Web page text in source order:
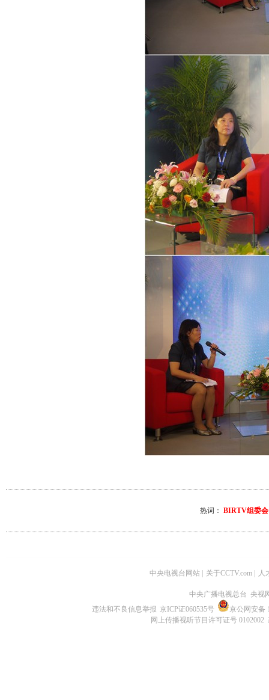
热词： BIRTV组委
中央电视台网站 关于CCTV.com 人
中央广播电视总台 央视
违法和不良信息举报 京ICP证060535号
京公网安备
网上传播视听节目许可证号 0102002